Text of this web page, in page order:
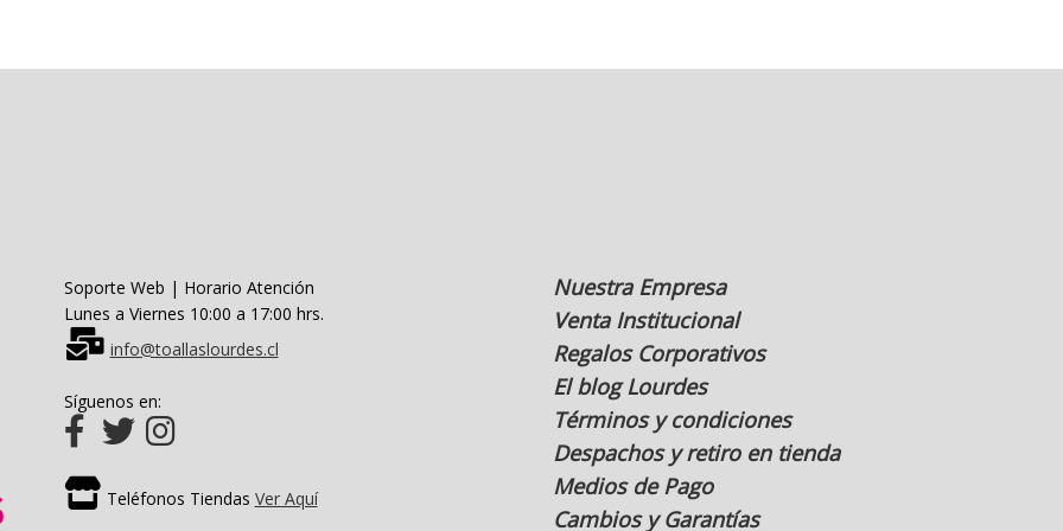
Soporte Web | Horario Atención
Lunes a Viernes 10:00 a 17:00 hrs.
info@toallaslourdes.cl
Síguenos en:
Teléfonos Tiendas Ver Aquí
Nuestra Empresa
Venta Institucional
Regalos Corporativos
El blog Lourdes
Términos y condiciones
Despachos y retiro en tienda
Medios de Pago
Cambios y Garantías